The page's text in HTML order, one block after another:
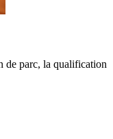
de parc, la qualification